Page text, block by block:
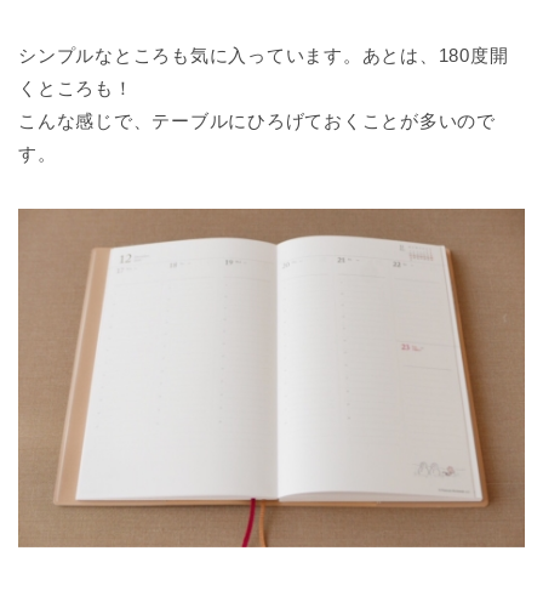
シンプルなところも気に入っています。あとは、180度開
くところも！
こんな感じで、テーブルにひろげておくことが多いので
す。